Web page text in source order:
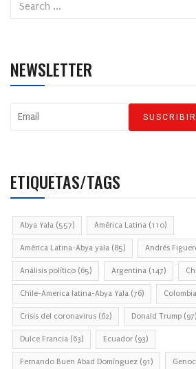
NEWSLETTER
ETIQUETAS/TAGS
Abya Yala (557) América Latina (110)
América Latina-Abya yala (85) Andrés
Análisis político (65) Argentina (147)
Chile-America latina-Abya Yala (76) Colombia
Crisis del coronavirus (62) Donald Trump (97)
Dulce Francia (63) Ecuador (93)
Fernando Buen Abad Domínguez (91)